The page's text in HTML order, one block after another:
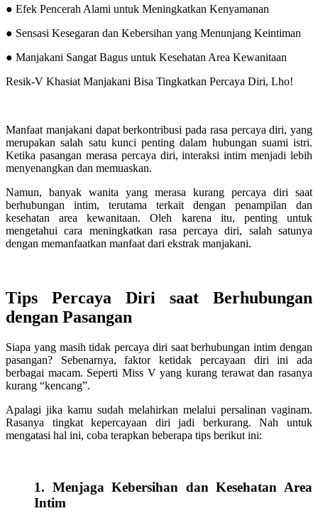
● Efek Pencerah Alami untuk Meningkatkan Kenyamanan
● Sensasi Kesegaran dan Kebersihan yang Menunjang Keintiman
● Manjakani Sangat Bagus untuk Kesehatan Area Kewanitaan
Resik-V Khasiat Manjakani Bisa Tingkatkan Percaya Diri, Lho!
Manfaat manjakani dapat berkontribusi pada rasa percaya diri, yang
merupakan salah satu kunci penting dalam hubungan suami istri.
Ketika pasangan merasa percaya diri, interaksi intim menjadi lebih
menyenangkan dan memuaskan.
Namun, banyak wanita yang merasa kurang percaya diri saat
berhubungan intim, terutama terkait dengan penampilan dan
kesehatan area kewanitaan. Oleh karena itu, penting untuk
mengetahui cara meningkatkan rasa percaya diri, salah satunya
dengan memanfaatkan manfaat dari ekstrak manjakani.
Tips Percaya Diri saat Berhubungan
dengan Pasangan
Siapa yang masih tidak percaya diri saat berhubungan intim dengan
pasangan? Sebenarnya, faktor ketidak percayaan diri ini ada
berbagai macam. Seperti Miss V yang kurang terawat dan rasanya
kurang “kencang”.
Apalagi jika kamu sudah melahirkan melalui persalinan vaginam.
Rasanya tingkat kepercayaan diri jadi berkurang. Nah untuk
mengatasi hal ini, coba terapkan beberapa tips berikut ini:
1. Menjaga Kebersihan dan Kesehatan Area
Intim